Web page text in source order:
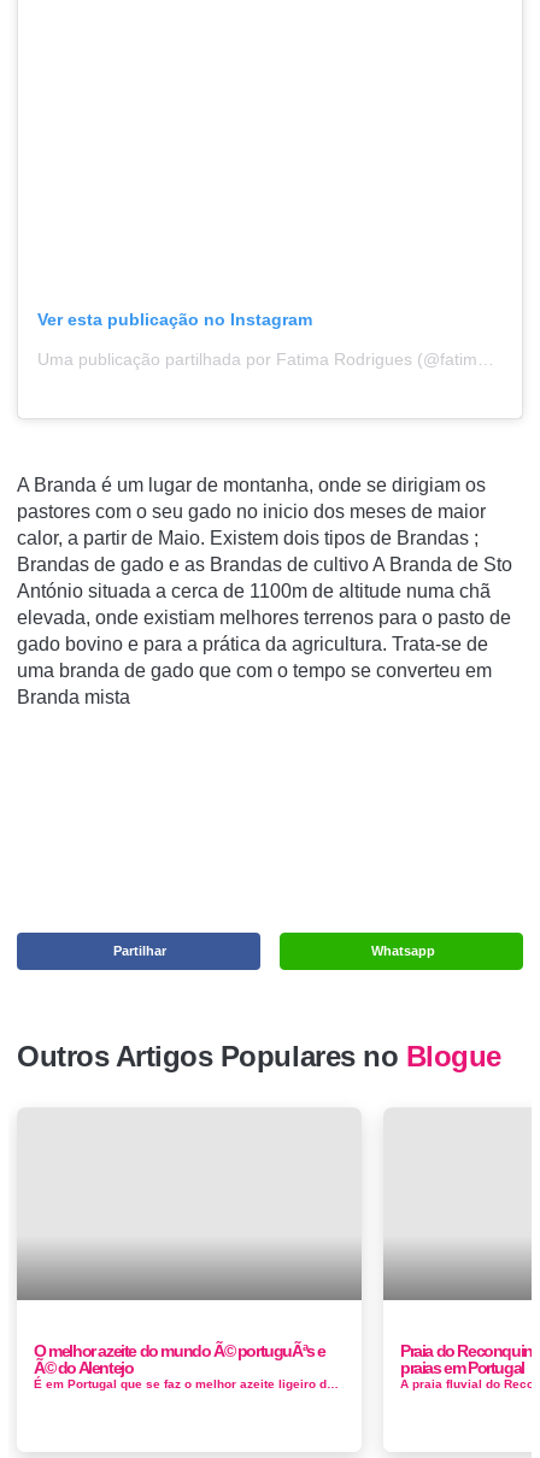
Ver esta publicação no Instagram
A Branda é um lugar de montanha, onde se dirigiam os
pastores com o seu gado no inicio dos meses de maior
calor, a partir de Maio. Existem dois tipos de Brandas ;
Brandas de gado e as Brandas de cultivo A Branda de Sto
António situada a cerca de 1100m de altitude numa chã
elevada, onde existiam melhores terrenos para o pasto de
gado bovino e para a prática da agricultura. Trata-se de
uma branda de gado que com o tempo se converteu em
Branda mista
Whatsapp
Partilhar
Outros Artigos Populares no Blogue
O melhor azeite do mundo Ã© portuguÃªs e
Ã© do Alentejo
Praia do
praias em Portugal